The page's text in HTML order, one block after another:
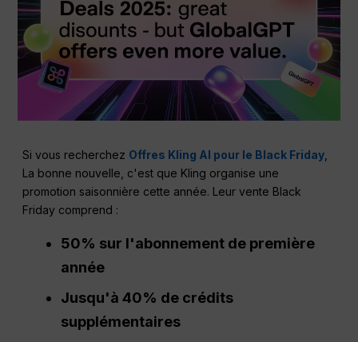
Si vous recherchez Offres Kling AI pour le Black Friday
La bonne nouvelle, c'est que Kling organise une
promotion saisonnière cette année. Leur vente Black
Friday comprend :
50% sur l'abonnement de première
année
Jusqu'à 40% de crédits
supplémentaires